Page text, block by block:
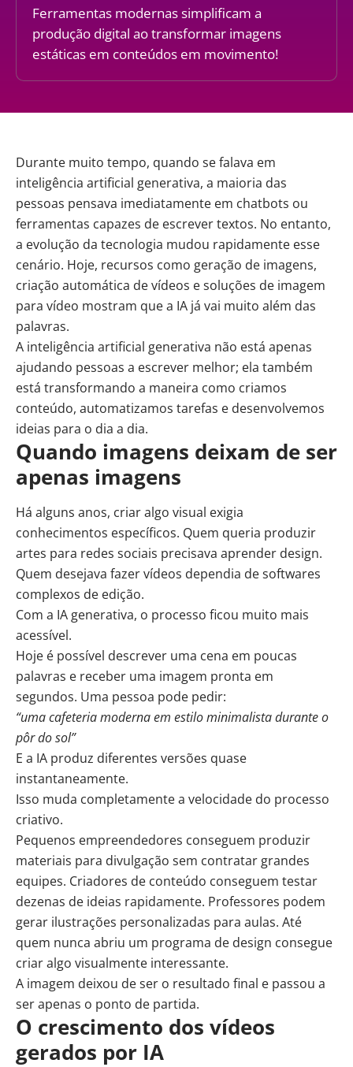
Ferramentas modernas simplificam a
produção digital ao transformar imagens
estáticas em conteúdos em movimento!
Durante muito tempo, quando se falava em
inteligência artificial generativa, a maioria das
pessoas pensava imediatamente em chatbots ou
ferramentas capazes de escrever textos. No entanto,
a evolução da tecnologia mudou rapidamente esse
cenário. Hoje, recursos como geração de imagens,
criação automática de vídeos e soluções de imagem
para vídeo mostram que a IA já vai muito além das
palavras.
A inteligência artificial generativa não está apenas
ajudando pessoas a escrever melhor; ela também
está transformando a maneira como criamos
conteúdo, automatizamos tarefas e desenvolvemos
ideias para o dia a dia.
Quando imagens deixam de ser
apenas imagens
Há alguns anos, criar algo visual exigia
conhecimentos específicos. Quem queria produzir
artes para redes sociais precisava aprender design.
Quem desejava fazer vídeos dependia de softwares
complexos de edição.
Com a IA generativa, o processo ficou muito mais
acessível.
Hoje é possível descrever uma cena em poucas
palavras e receber uma imagem pronta em
segundos. Uma pessoa pode pedir:
“uma cafeteria moderna em estilo minimalista durante o
pôr do sol”
E a IA produz diferentes versões quase
instantaneamente.
Isso muda completamente a velocidade do processo
criativo.
Pequenos empreendedores conseguem produzir
materiais para divulgação sem contratar grandes
equipes. Criadores de conteúdo conseguem testar
dezenas de ideias rapidamente. Professores podem
gerar ilustrações personalizadas para aulas. Até
quem nunca abriu um programa de design consegue
criar algo visualmente interessante.
A imagem deixou de ser o resultado final e passou a
ser apenas o ponto de partida.
O crescimento dos vídeos
gerados por IA